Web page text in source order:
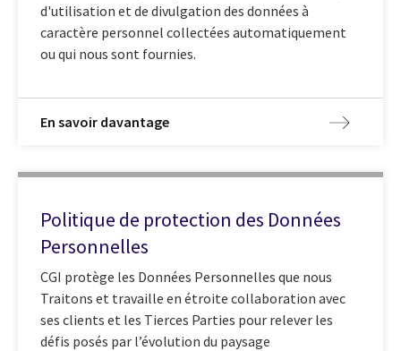
d'utilisation et de divulgation des données à
caractère personnel collectées automatiquement
ou qui nous sont fournies.
En savoir davantage
Politique de protection des Données
Personnelles
CGI protège les Données Personnelles que nous
Traitons et travaille en étroite collaboration avec
ses clients et les Tierces Parties pour relever les
défis posés par l’évolution du paysage